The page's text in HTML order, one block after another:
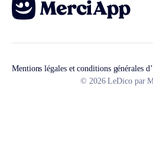
Mentions légales et conditions générales
© 2026 LeDico par